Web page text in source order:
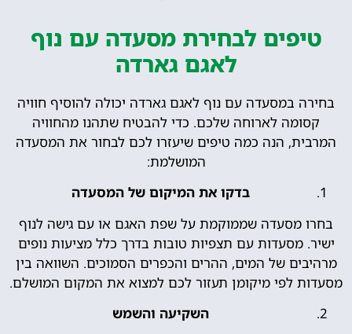
טיפים לבחירת מסעדה עם נוף
לאגם גארדה
בחירה במסעדה עם נוף לאגם גארדה יכולה להוסיף חוויה
קסומה לארוחה שלכם. כדי להבטיח שתהנו מהחוויה
המרבית, הנה כמה טיפים שיעזרו לכם לבחור את המסעדה
המושלמת:
בדקו את המיקום של המסעדה
בחרו מסעדה שממוקמת על שפת האגם או עם גישה לנוף
ישיר. מסעדות עם תצפיות טובות בדרך כלל מציעות נופים
מרהיבים של המים, ההרים והכפרים הסמוכים. השוואה בין
מסעדות לפי מיקומן תעזור לכם למצוא את המקום המושלם.
השקיעה והשמש